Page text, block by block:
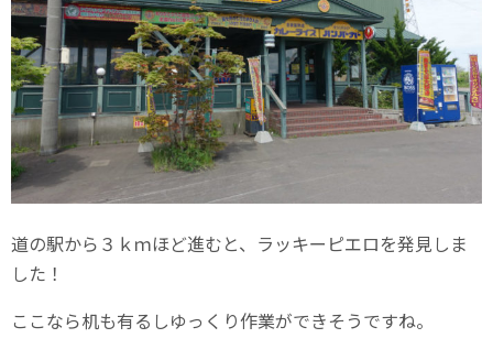
道の駅から３ｋｍほど進むと、ラッキーピエロを発見しま
した！
ここなら机も有るしゆっくり作業ができそうですね。